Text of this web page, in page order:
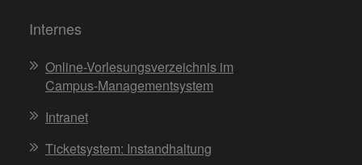
Internes
Online-Vorlesungsverzeichnis im
Campus-Managementsystem
Intranet
Ticketsystem: Instandhaltung